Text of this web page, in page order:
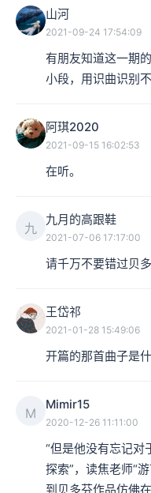
山河
2021-09-24 17:54:09
有朋友知道这一期
小段，用识曲识别
阿琪2020
2021-09-15 16:02:53
在听。
九
九月的高跟鞋
2021-07-06 17:17:00
请千万不要错过贝
王岱祁
2021-01-28 15:49:06
开篇的那首曲子是
M
Mimir15
2020-12-26 11:11:00
“但是他没有忘记对
探索”，读焦老师“
到贝多芬作品仿佛